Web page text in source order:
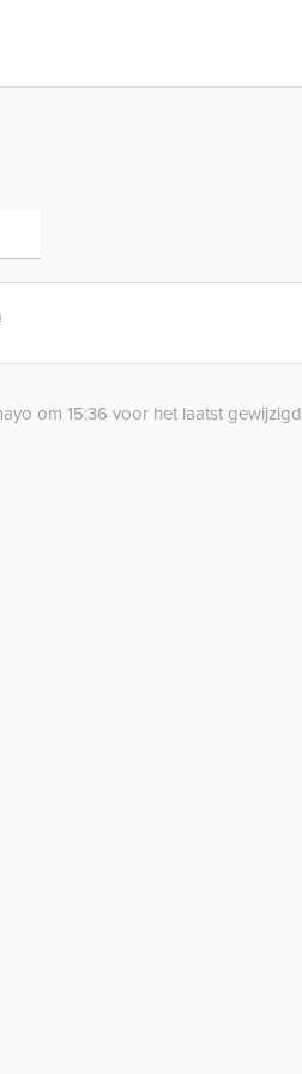
om 15:36 voor het laatst gewijzigd